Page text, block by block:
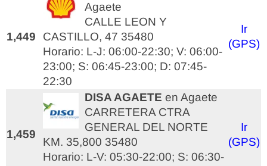
1,449
Agaete
CALLE LEON Y
CASTILLO, 47 35480
Horario: L-J: 06:00-22:30; V: 06:00-
23:00; S: 06:45-23:00; D: 07:45-
22:30
Ir
(GPS)
1,459
DISA AGAETE en Agaete
CARRETERA CTRA
GENERAL DEL NORTE
KM. 35,800 35480
Horario: L-V: 05:30-22:00; S: 06:30-
Ir
(GPS)